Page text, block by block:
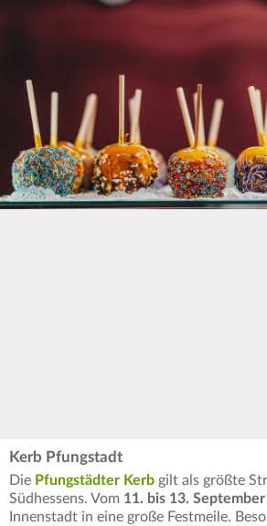
Kerb Pfungstadt
Die Pfungstädter Kerb gilt als größte
Südhessens. Vom 11. bis 13. September
Innenstadt in eine große Festmeile.